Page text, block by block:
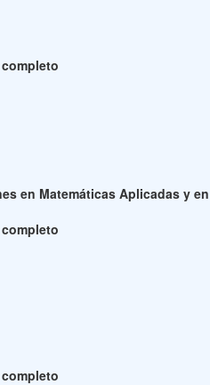
en Matemáticas Aplicadas y en